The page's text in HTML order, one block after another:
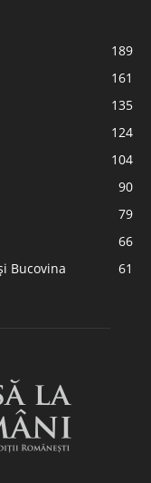
189
161
135
124
104
90
79
66
Bucovina
61